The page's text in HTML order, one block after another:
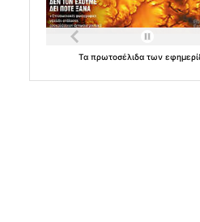
Ταπρωτοσέλιδατων